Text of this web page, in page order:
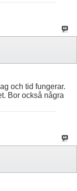
och tid fungerar.
Bor också några